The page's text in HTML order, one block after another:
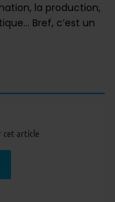
la production,
Bref, c’est un
cet article